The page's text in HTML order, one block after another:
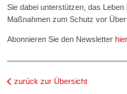
Sie dabei unterstützen, das
Maßnahmen zum Schutz vor
Abonnieren Sie den Newsletterhier
zurück zur Übersicht